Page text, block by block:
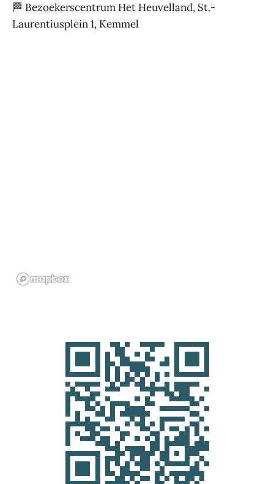
🏁 Bezoekerscentrum Het Heuvelland, St.-
Laurentiusplein 1, Kemmel